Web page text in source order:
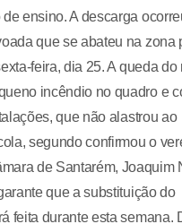
ensino. A descarga
que se abateu na zona
feira, dia 25. A queda do
incêndio no quadro e
que não alastrou ao
segundo confirmou o
de Santarém, Joaquim
que a substituição do
feita durante esta semana.